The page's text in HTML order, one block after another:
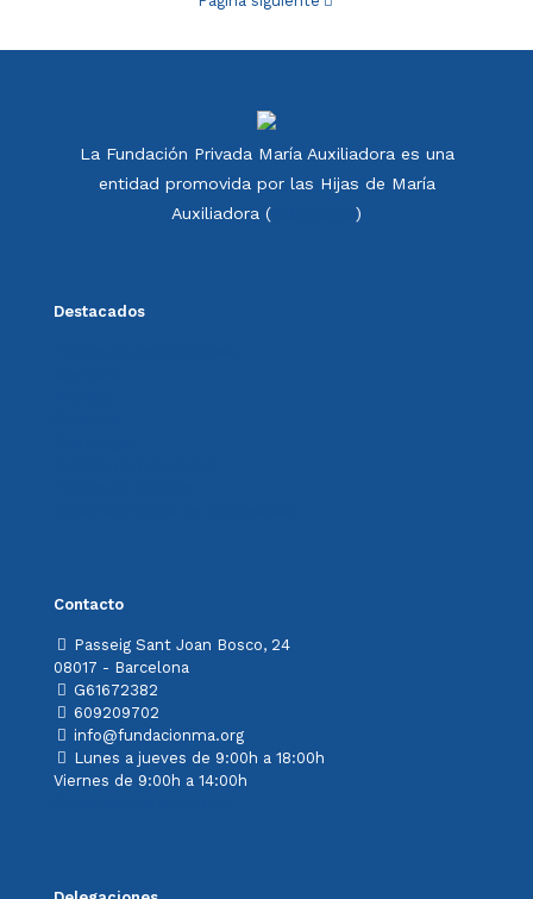
La Fundación Privada María Auxiliadora es una
entidad promovida por las Hijas de María
Auxiliadora (
)
Destacados
Contacto
Passeig Sant Joan Bosco, 24
08017 - Barcelona
G61672382
609209702
info@fundacionma.org
Lunes a jueves de 9:00h a 18:00h
Viernes de 9:00h a 14:00h